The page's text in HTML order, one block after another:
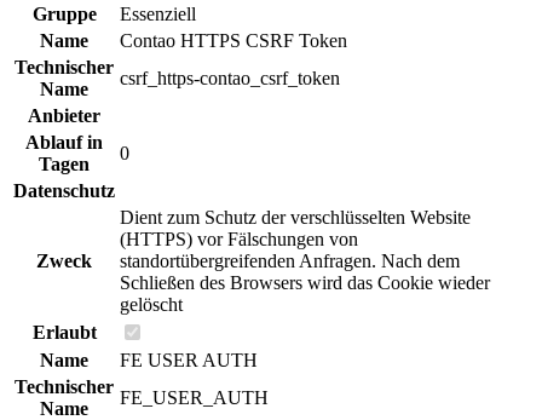
Gruppe
Essenziell
Name
Contao HTTPS CSRF Token
Technischer
Name
csrf_https-contao_csrf_token
Anbieter
Ablauf in
Tagen
0
Datenschutz
Zweck
Dient zum Schutz der verschlüsselten Website
(HTTPS) vor Fälschungen von
standortübergreifenden Anfragen. Nach dem
Schließen des Browsers wird das Cookie wieder
gelöscht
Erlaubt
Name
FE USER AUTH
Technischer
Name
FE_USER_AUTH